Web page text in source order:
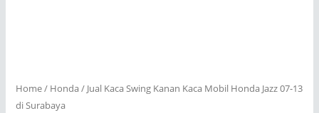
Home/ Honda/ Jual Kaca Swing Kanan Kaca Mobil Honda Jazz 07-13
di Surabaya